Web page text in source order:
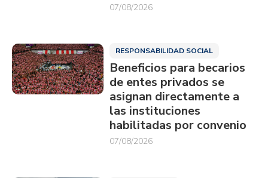
07/08/2026
RESPONSABILIDAD SOCIAL
Beneficios para becarios
de entes privados se
asignan directamente a
las instituciones
habilitadas por convenio
07/08/2026